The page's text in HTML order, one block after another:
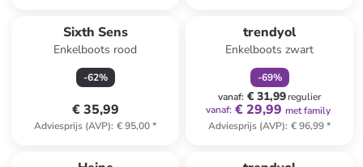
Sixth Sens
Enkelboots rood
-62%
€ 35,99
Adviesprijs (AVP): € 95,00*
trendyol
Enkelboots zwart
-69%
vanaf: € 31,99regulier
vanaf: € 29,99 met family
Adviesprijs (AVP): € 96,99*